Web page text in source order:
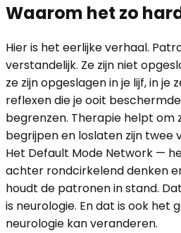
Waarom het zo
Hier is het eerlijke verhaal.
verstandelijk. Ze zijn niet
ze zijn opgeslagen in je lijf, in je
reflexen die je ooit
begrenzen. Therapie helpt om
begrijpen en loslaten zijn twee
Het Default Mode Network —
achter rondcirkelend denken
houdt de patronen in stand.
is neurologie. En dat is ook het
neurologie kan veranderen.